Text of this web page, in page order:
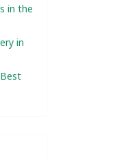
in the
in